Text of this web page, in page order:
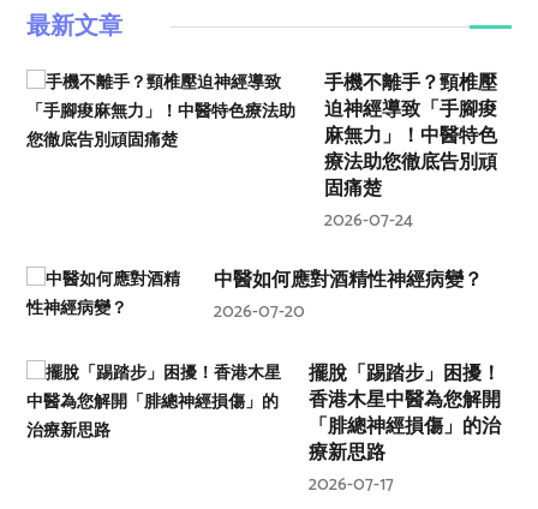
最新文章
手機不離手？頸椎壓
迫神經導致「手腳痠
麻無力」！中醫特色
療法助您徹底告別頑
固痛楚
2026-07-24
中醫如何應對酒精性神經病變？
2026-07-20
擺脫「踢踏步」困擾！
香港木星中醫為您解開
「腓總神經損傷」的治
療新思路
2026-07-17